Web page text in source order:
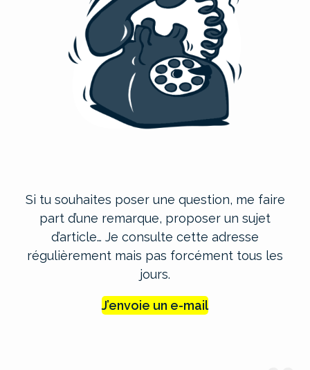
Si tu souhaites poser une question, me faire
part d’une remarque, proposer un sujet
d’article… Je consulte cette adresse
régulièrement mais pas forcément tous les
jours.
J’envoie un e-mail